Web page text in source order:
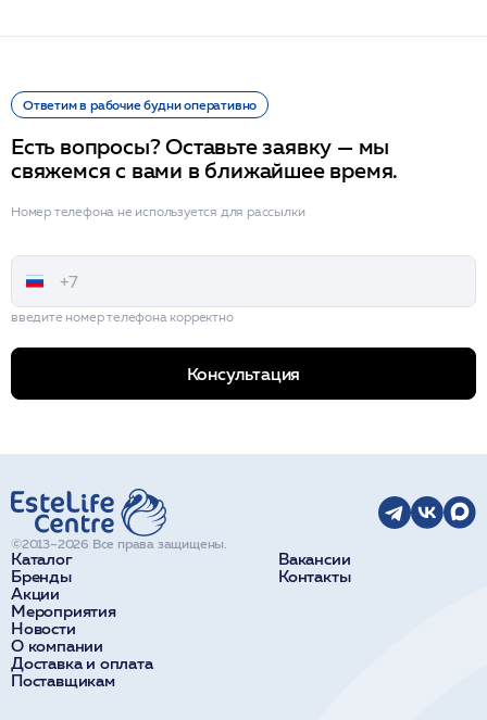
Ответим в рабочие будни оперативно
Есть вопросы? Оставьте заявку — мы
свяжемся с вами в ближайшее время.
Номер телефона не используется для рассылки
введите номер телефона корректно
Консультация
Каталог
Бренды
Акции
Мероприятия
Новости
О компании
Доставка и оплата
Поставщикам
Вакансии
Контакты
©2013–2026 Все права защищены.